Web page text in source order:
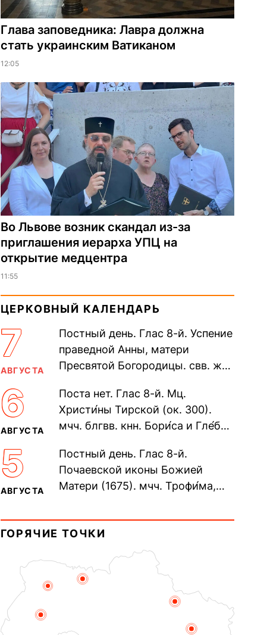
Глава заповедника: Лавра должна
стать украинским Ватиканом
12:05
Во Львове возник скандал из-за
приглашения иерарха УПЦ на
открытие медцентра
11:55
ЦЕРКОВНЫЙ КАЛЕНДАРЬ
7
АВГУСТА
Постный день. Глас 8-й. Успение
праведной Анны, матери
Пресвятой Богородицы. свв. жен
прп. Евпракси́и девы,...
6
АВГУСТА
Поста нет. Глас 8-й. Мц.
Христи́ны Тирской (ок. 300).
мчч. блгвв. кнн. Бори́са и Гле́ба,
Дави́да (1015). Прп....
5
АВГУСТА
Постный день. Глас 8-й.
Почаевской иконы Божией
Матери (1675). мчч. Трофи́ма,
мучеников (284–305). прав.
воина Фео́дора...
ГОРЯЧИЕ ТОЧКИ